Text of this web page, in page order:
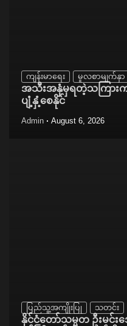
ကျန်းမာရေး မူလစာမျက်နှာ
အသီးအနှံမှရတဲ့သကြား
ပျံ့နှံ့စေနိုင်
Admin August 6, 2026
ပြည်သူ့အကျိုးပြု သတင်း
နိုင်ငံတော်သမ္မတ ဦးမင်